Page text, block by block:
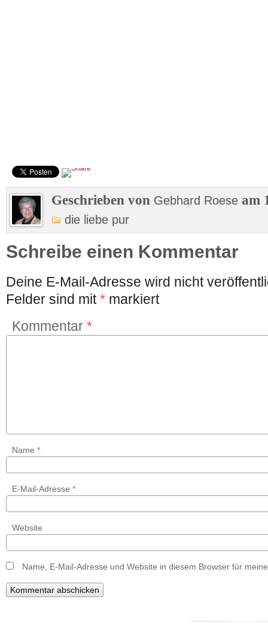
Geschrieben von Gebhard Roese am
die liebe pur
Schreibe einen Kommentar
Deine E-Mail-Adresse wird nicht
Felder sind mit* markiert
Kommentar *
Name *
E-Mail-Adresse *
Website
Name, E-Mail-Adresse und Website in diesem Browser für